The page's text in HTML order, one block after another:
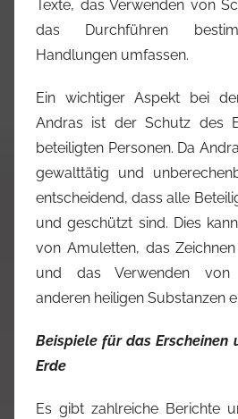
Texte, das Verwenden von
das Durchführen
Handlungen umfassen.
Ein wichtiger Aspekt bei
Andras ist der Schutz des
beteiligten Personen. Da
gewalttätig und
entscheidend, dass alle
und geschützt sind. Dies
von Amuletten, das
und das Verwenden von
anderen heiligen Substanzen
Beispiele für das Erscheinen
Erde
Es gibt zahlreiche Berichte